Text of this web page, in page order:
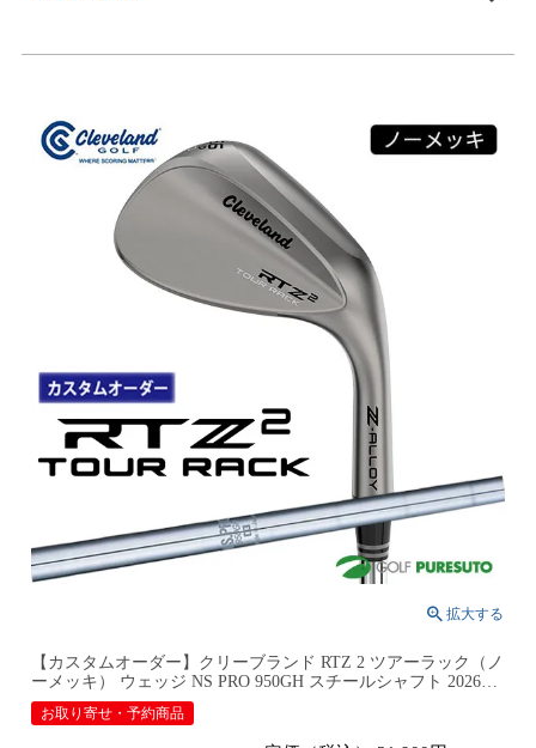
【カスタムオーダー】クリーブランド RTZ 2 ツアーラック（ノ
ーメッキ） ウェッジ NS PRO 950GH スチールシャフト 2026年
モデル日本仕様 日本正規品 cleveland アールティーゼット ツー
【■DC■】9月12日発売予定
お取り寄せ・予約商品